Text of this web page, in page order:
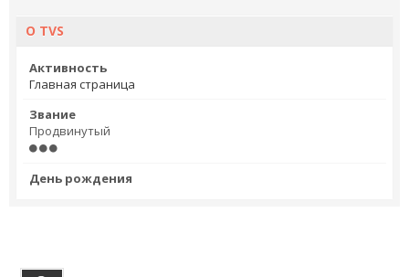
О TVS
Активность
Главная страница
Звание
Продвинутый
День рождения